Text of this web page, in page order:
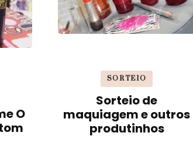
O
SORTEIO
Sorteio de
maquiagem e outros
produtinhos